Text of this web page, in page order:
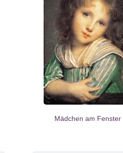
Mädchen am Fenster